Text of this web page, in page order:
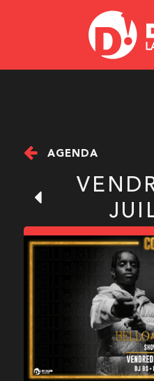
AGENDA